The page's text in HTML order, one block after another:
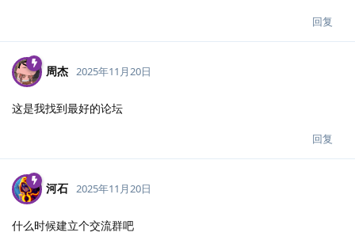
回复
周杰 2025年11月20日
这是我找到最好的论坛
回复
河石 2025年11月20日
什么时候建立个交流群吧